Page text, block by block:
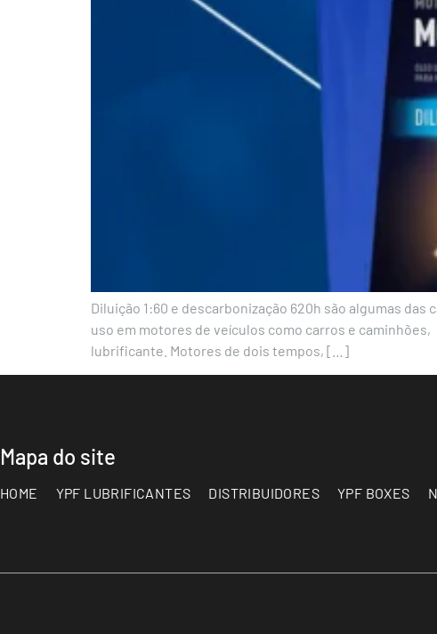
Diluição 1:60 e descarbonização 620h são algumas
uso em motores de veículos como carros e
lubrificante. Motores de dois tempos, […]
Mapa do site
HOME YPF LUBRIFICANTES DISTRIBUIDORES YPF BOXES